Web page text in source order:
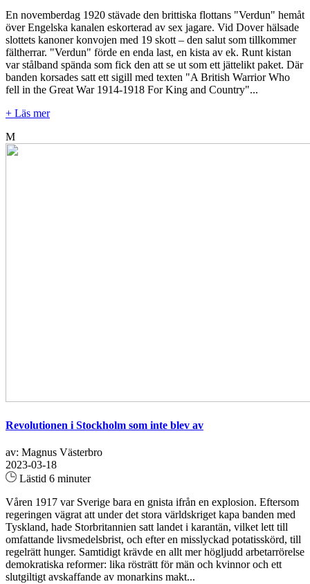
En novemberdag 1920 stävade den brittiska flottans "Verdun" hemåt
över Engelska kanalen eskorterad av sex jagare. Vid Dover hälsade
slottets kanoner konvojen med 19 skott – den salut som tillkommer
fältherrar. "Verdun" förde en enda last, en kista av ek. Runt kistan
var stålband spända som fick den att se ut som ett jättelikt paket. Där
banden korsades satt ett sigill med texten "A British Warrior Who
fell in the Great War 1914-1918 For King and Country"...
+ Läs mer
M
Revolutionen i Stockholm som inte blev av
av: Magnus Västerbro
2023-03-18
Lästid 6 minuter
Våren 1917 var Sverige bara en gnista ifrån en explosion. Eftersom
regeringen vägrat att under det stora världskriget kapa banden med
Tyskland, hade Storbritannien satt landet i karantän, vilket lett till
omfattande livsmedelsbrist, och efter en misslyckad potatisskörd, till
regelrätt hunger. Samtidigt krävde en allt mer högljudd arbetarrörelse
demokratiska reformer: lika rösträtt för män och kvinnor och ett
slutgiltigt avskaffande av monarkins makt...